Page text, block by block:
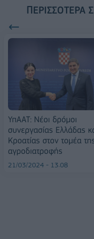
ΠΕΡΙΣΣΌΤΕΡΑ
ΥπΑΑΤ: Νέοι δρόμοι
συνεργασίας Ελλάδας
Κροατίας στον τομέα
αγροδιατροφής
21/03/2024 - 13:08